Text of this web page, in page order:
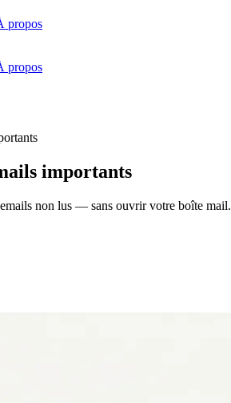
propos
propos
importants
non lus — sans ouvrir votre boîte mail.